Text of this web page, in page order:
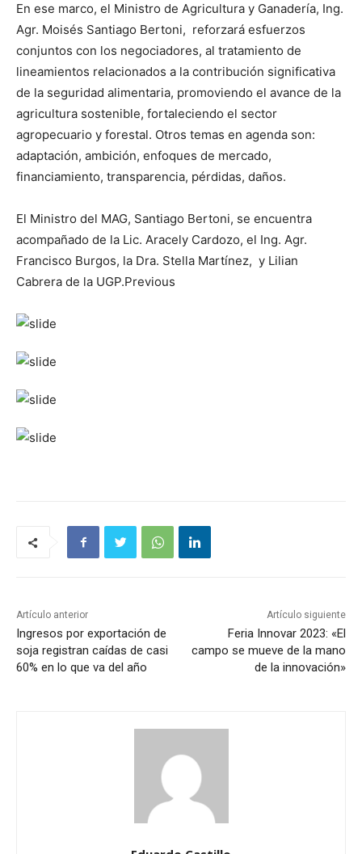
En ese marco, el Ministro de Agricultura y Ganadería, Ing.
Agr. Moisés Santiago Bertoni, reforzará esfuerzos
conjuntos con los negociadores, al tratamiento de
lineamientos relacionados a la contribución significativa
de la seguridad alimentaria, promoviendo el avance de la
agricultura sostenible, fortaleciendo el sector
agropecuario y forestal. Otros temas en agenda son:
adaptación, ambición, enfoques de mercado,
financiamiento, transparencia, pérdidas, daños.
El Ministro del MAG, Santiago Bertoni, se encuentra
acompañado de la Lic. Aracely Cardozo, el Ing. Agr.
Francisco Burgos, la Dra. Stella Martínez, y Lilian
Cabrera de la UGP.Previous
Artículo anterior
Ingresos por exportación de
soja registran caídas de casi
60% en lo que va del año
Artículo siguiente
Feria Innovar 2023: «El
campo se mueve de la mano
de la innovación»